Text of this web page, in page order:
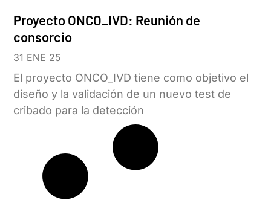
Proyecto ONCO_IVD: Reunión de
consorcio
31 ENE 25
El proyecto ONCO_IVD tiene como objetivo el
diseño y la validación de un nuevo test de
cribado para la detección